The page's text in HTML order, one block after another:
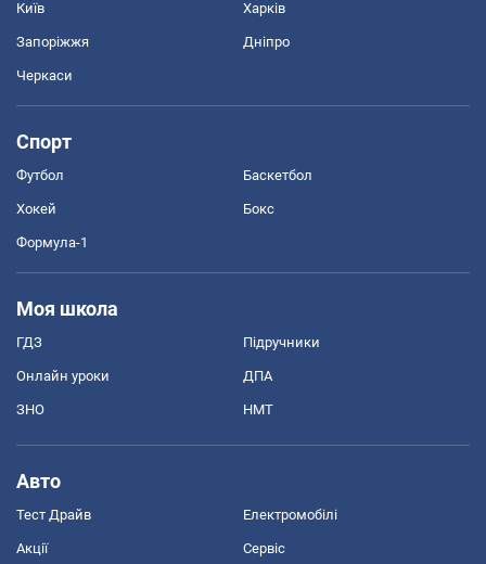
Київ Харків
Запоріжжя Дніпро
Черкаси
Спорт
Футбол Баскетбол
Хокей Бокс
Формула-1
Моя школа
ГДЗ Підручники
Онлайн уроки ДПА
ЗНО НМТ
Авто
Тест Драйв Електромобілі
Акції Сервіс